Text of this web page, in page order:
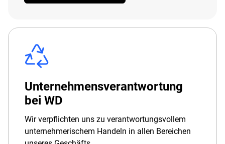
Unternehmensverantwortung
bei WD
Wir verpflichten uns zu verantwortungsvollem
unternehmerischem Handeln in allen Bereichen